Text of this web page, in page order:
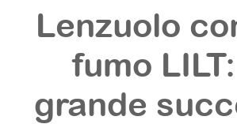
Lenzuolo
fumo
grande